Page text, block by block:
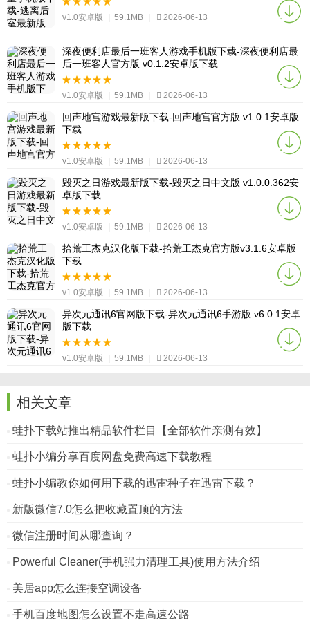
v1.0安卓版 59.1MB 2026-06-13
深夜便利店最后一班客人游戏手机版下载-深夜便利店最
后一班客人官方版 v0.1.2安卓版下载
v1.0安卓版 59.1MB 2026-06-13
回声地宫游戏最新版下载-回声地宫官方版 v1.0.1安卓版
下载
v1.0安卓版 59.1MB 2026-06-13
毁灭之日游戏最新版下载-毁灭之日中文版 v1.0.0.362安
卓版下载
v1.0安卓版 59.1MB 2026-06-13
拾荒工杰克汉化版下载-拾荒工杰克官方版v3.1.6安卓版
下载
v1.0安卓版 59.1MB 2026-06-13
异次元通讯6官网版下载-异次元通讯6手游版 v6.0.1安卓
版下载
v1.0安卓版 59.1MB 2026-06-13
相关文章
蛙扑下载站推出精品软件栏目【全部软件亲测有效】
蛙扑小编分享百度网盘免费高速下载教程
蛙扑小编教你如何用下载的迅雷种子在迅雷下载？
新版微信7.0怎么把收藏置顶的方法
微信注册时间从哪查询？
Powerful Cleaner(手机强力清理工具)使用方法介绍
美居app怎么连接空调设备
手机百度地图怎么设置不走高速公路